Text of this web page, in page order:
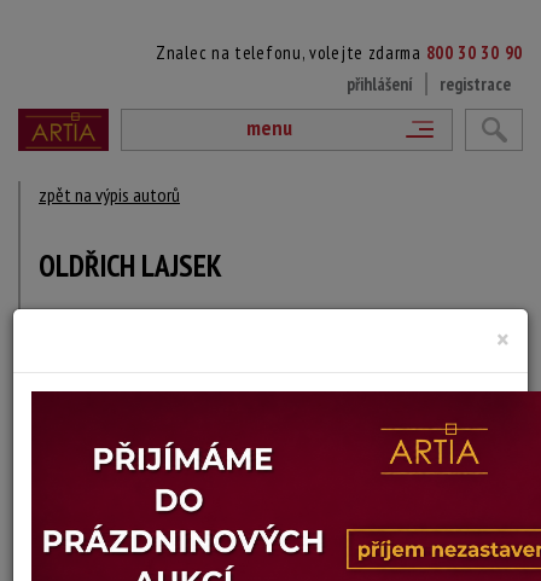
Znalec na telefonu, volejte zdarma 800 30 30 90
přihlášení
registrace
menu
zpět na výpis autorů
OLDŘICH LAJSEK
1925 Křesetice - ?
DÍLA V AUKCÍCH
Autor:Oldřich Lajsek
×